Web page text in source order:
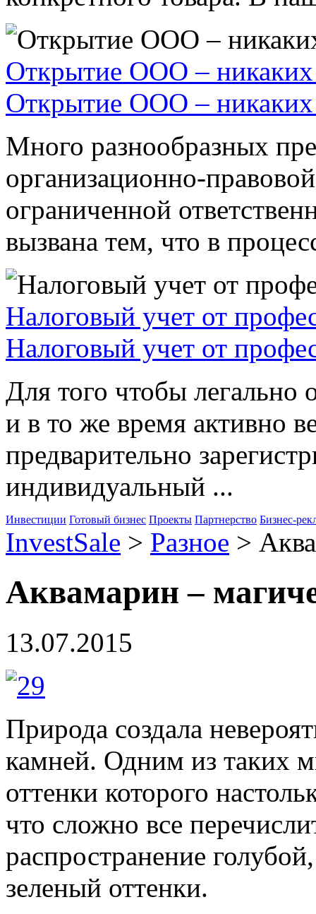
Открытие ООО – никаких
Открытие ООО – никаких
Много разнообразных
организационно-
ограниченной
вызвана тем, что в
Налоговый учет от
Налоговый учет от
Для того чтобы легально
и в то же время активно
предварительно
индивидуальный ...
Инвестиции Готовый бизнес Проекты Партнерство Бизнес-
InvestSale > Разное >
Аквамарин –
13.07.2015
Природа создала
камней. Одним из таких
оттенки которого
что сложно все
распространение
зеленый оттенки.